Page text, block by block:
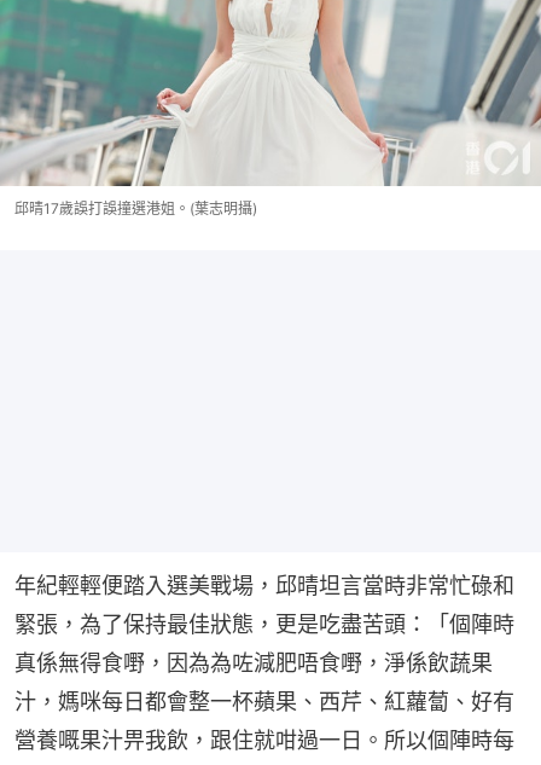
邱晴17歲誤打誤撞選港姐。(葉志明攝)
年紀輕輕便踏入選美戰場，邱晴坦言當時非常忙碌和
緊張，為了保持最佳狀態，更是吃盡苦頭：「個陣時
真係無得食嘢，因為為咗減肥唔食嘢，淨係飲蔬果
汁，媽咪每日都會整一杯蘋果、西芹、紅蘿蔔、好有
營養嘅果汁畀我飲，跟住就咁過一日。所以個陣時每